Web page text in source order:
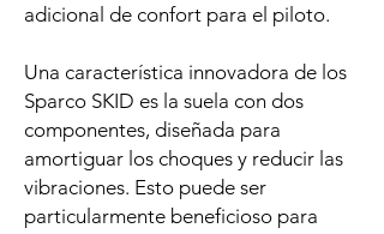
adicional de confort para el piloto.
Una característica innovadora de los
Sparco SKID es la suela con dos
componentes, diseñada para
amortiguar los choques y reducir las
vibraciones. Esto puede ser
particularmente beneficioso para